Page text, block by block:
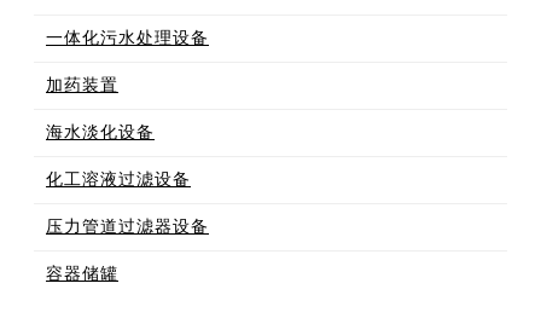
一体化污水处理设备
加药装置
海水淡化设备
化工溶液过滤设备
压力管道过滤器设备
容器储罐